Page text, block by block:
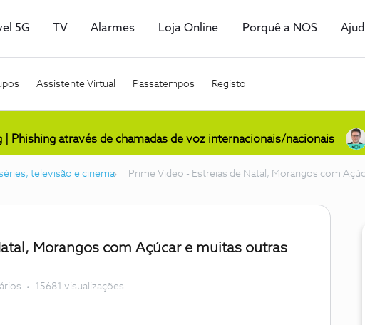
5G TV Alarmes Loja Online Porquê a NOS
Assistente Virtual Passatempos Registo
| Phishing através de chamadas de voz internacionais/nacionais
televisão e cinema Prime Video - Estreias de Natal, Morangos com
Morangos com Açúcar e muitas outras
15681 visualizações